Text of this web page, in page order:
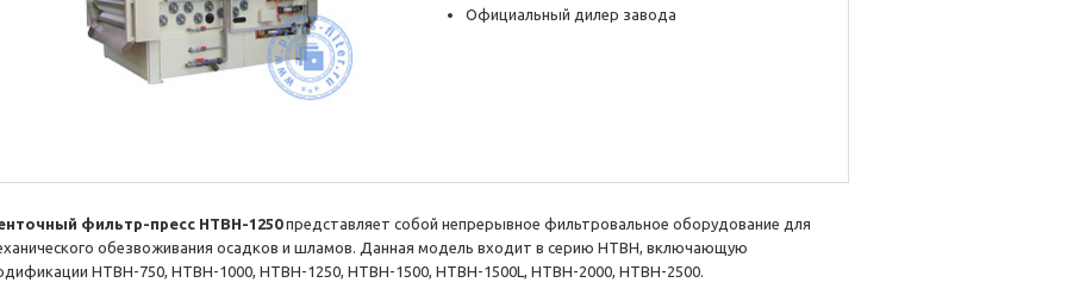
Официальный дилер завода
фильтр-пресс HTBH-1250представляет собой непрерывное фильтровальное оборудование для
обезвоживания осадков и шламов. Данная модель входит в серию HTBH, включающую
HTBH-750, HTBH-1000, HTBH-1250, HTBH-1500, HTBH-1500L, HTBH-2000, HTBH-2500.